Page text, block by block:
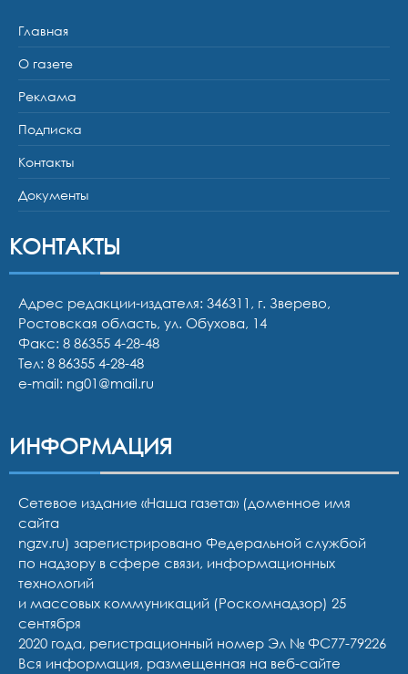
Главная
О газете
Реклама
Подписка
Контакты
Документы
КОНТАКТЫ
Адрес редакции-издателя: 346311, г. Зверево,
Ростовская область, ул. Обухова, 14
Факс: 8 86355 4-28-48
Тел: 8 86355 4-28-48
e-mail: ng01@mail.ru
ИНФОРМАЦИЯ
Сетевое издание «Наша газета» (доменное имя
сайта
ngzv.ru) зарегистрировано Федеральной службой
по надзору в сфере связи, информационных
технологий
и массовых коммуникаций (Роскомнадзор) 25
сентября
2020 года, регистрационный номер Эл № ФС77-79226
Вся информация, размещенная на веб-сайте